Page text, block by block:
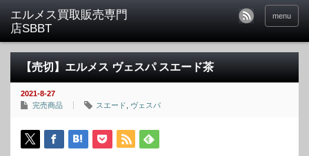
menu
【売切】エルメス ヴェスパ スエード茶
2021-8-27
完売商品
スエード ヴェスパ